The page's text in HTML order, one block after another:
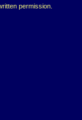
permission.